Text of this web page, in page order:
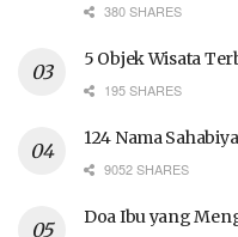
380 SHARES
5 Objek Wisata
195 SHARES
124 Nama
9052 SHARES
Doa Ibu yang